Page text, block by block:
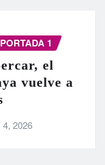
PORTADA 1
el
vuelve a
4, 2026